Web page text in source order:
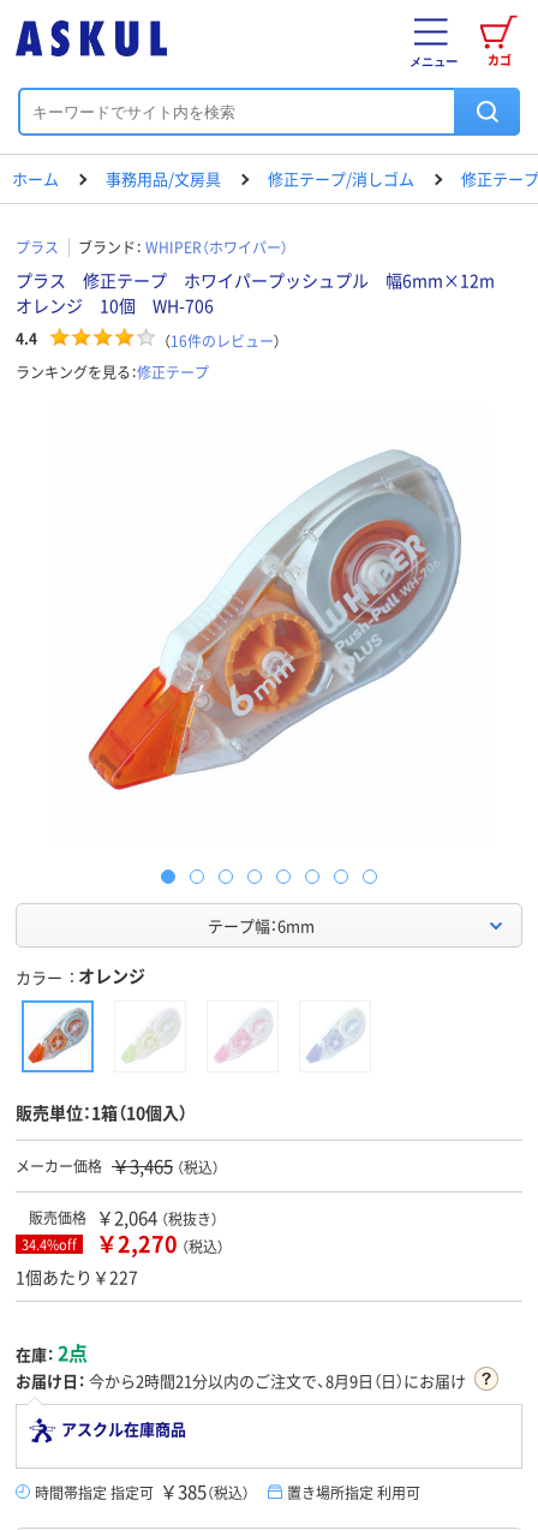
カゴ
メニュー
ホーム 事務用品/文房具 修正テープ/消しゴム 修正テープ
プラス ブランド： WHIPER（ホワイパー）
プラス 修正テープ ホワイパープッシュプル 幅6mm×12m
オレンジ 10個 WH-706
4.4 （16件のレビュー）
ランキングを見る：修正テープ
テープ幅：6mm
カラー オレンジ
販売単位：1箱（10個入）
メーカー価格 ￥3,465 （税込）
販売価格 ￥2,064 （税抜き）
34.4%off ￥2,270 （税込）
1個あたり￥227
在庫： 2点
お届け日： 今から2時間21分以内のご注文で、8月9日（日）にお届け
アスクル在庫商品
時間帯指定 指定可 ￥385（税込） 置き場所指定 利用可